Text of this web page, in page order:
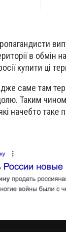
в обмін
купити ці
саме там
Таким
начебто таке